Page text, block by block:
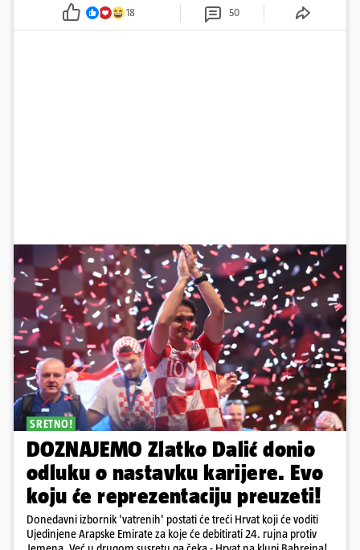
18 50
SRETNO!
DOZNAJEMO Zlatko Dalić donio
odluku o nastavku karijere. Evo
koju će reprezentaciju preuzeti!
Donedavni izbornik 'vatrenih' postati će treći Hrvat koji će voditi
Ujedinjene Arapske Emirate za koje će debitirati 24. rujna protiv